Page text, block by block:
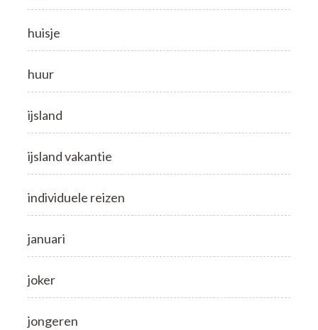
huisje
huur
ijsland
ijsland vakantie
individuele reizen
januari
joker
jongeren